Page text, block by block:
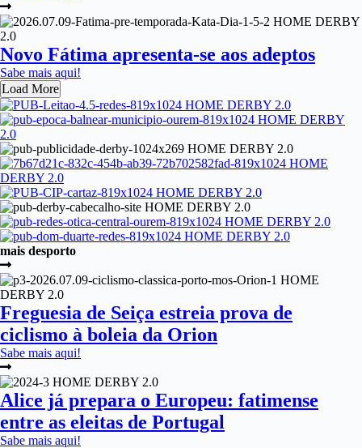
Novo Fátima apresenta-se aos adeptos
Sabe mais aqui!
Load More
mais desporto
Freguesia de Seiça estreia prova de
ciclismo à boleia da Orion
Sabe mais aqui!
Alice já prepara o Europeu: fatimense
entre as eleitas de Portugal
Sabe mais aqui!